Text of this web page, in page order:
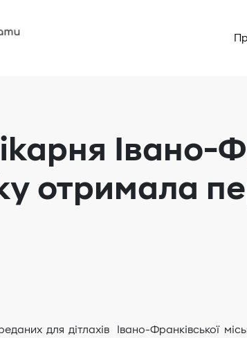
Івано-
отримала
для дітлахів Івано-Франківської